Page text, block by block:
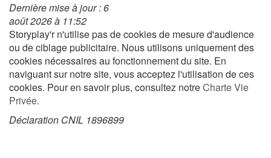
Rencontres et témoignages
Contes d'ici et d'ailleurs
Autour de la lecture
Apprendre à lire
Livre audio
Dernière mise à jour : 6
août 2026 à 11:52
Storyplay'r n'utilise pas de cookies de mesure d'audience
ou de ciblage publicitaire. Nous utilisons uniquement des
cookies nécessaires au fonctionnement du site. En
naviguant sur notre site, vous acceptez l'utilisation de ces
cookies. Pour en savoir plus, consultez notreCharte Vie
Privée.
Déclaration CNIL 1896899